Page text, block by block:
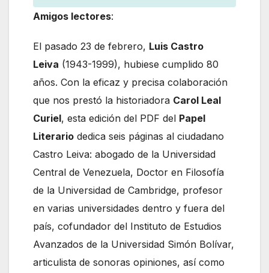
Amigos lectores:
El pasado 23 de febrero, Luis Castro
Leiva (1943-1999), hubiese cumplido 80
años. Con la eficaz y precisa colaboración
que nos prestó la historiadora Carol Leal
Curiel, esta edición del PDF del Papel
Literario dedica seis páginas al ciudadano
Castro Leiva: abogado de la Universidad
Central de Venezuela, Doctor en Filosofía
de la Universidad de Cambridge, profesor
en varias universidades dentro y fuera del
país, cofundador del Instituto de Estudios
Avanzados de la Universidad Simón Bolívar,
articulista de sonoras opiniones, así como